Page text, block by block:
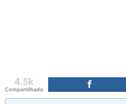
4.5k
Compartilhado